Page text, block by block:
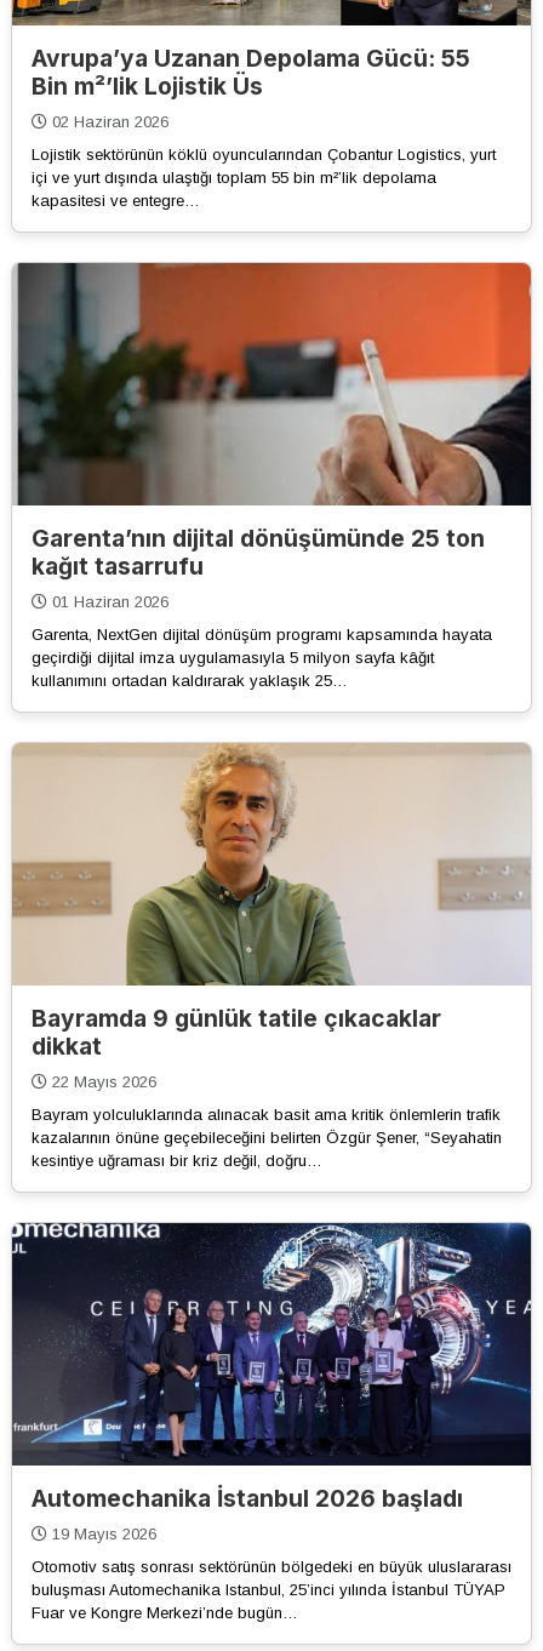
Avrupa’ya Uzanan Depolama Gücü: 55
Bin m²’lik Lojistik Üs
02 Haziran 2026
Lojistik sektörünün köklü oyuncularından Çobantur Logistics, yurt
içi ve yurt dışında ulaştığı toplam 55 bin m²’lik depolama
kapasitesi ve entegre…
Garenta’nın dijital dönüşümünde 25 ton
kağıt tasarrufu
01 Haziran 2026
Garenta, NextGen dijital dönüşüm programı kapsamında hayata
geçirdiği dijital imza uygulamasıyla 5 milyon sayfa kâğıt
kullanımını ortadan kaldırarak yaklaşık 25…
Bayramda 9 günlük tatile çıkacaklar
dikkat
22 Mayıs 2026
Bayram yolculuklarında alınacak basit ama kritik önlemlerin trafik
kazalarının önüne geçebileceğini belirten Özgür Şener, “Seyahatin
kesintiye uğraması bir kriz değil, doğru…
Automechanika İstanbul 2026 başladı
19 Mayıs 2026
Otomotiv satış sonrası sektörünün bölgedeki en büyük uluslararası
buluşması Automechanika Istanbul, 25’inci yılında İstanbul TÜYAP
Fuar ve Kongre Merkezi’nde bugün…